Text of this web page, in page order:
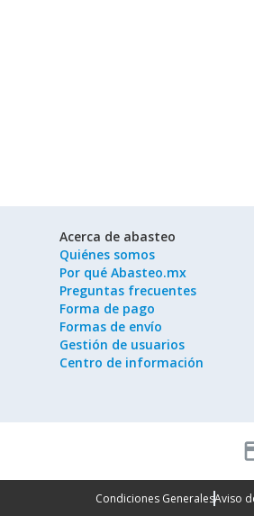
Acerca de abasteo
Quiénes somos
Por qué Abasteo.mx
Preguntas frecuentes
Forma de pago
Formas de envío
Gestión de usuarios
Centro de información
Condiciones GeneralesAviso